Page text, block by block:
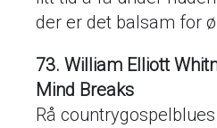
der er det balsam for
73. William Elliott
Mind Breaks
Rå